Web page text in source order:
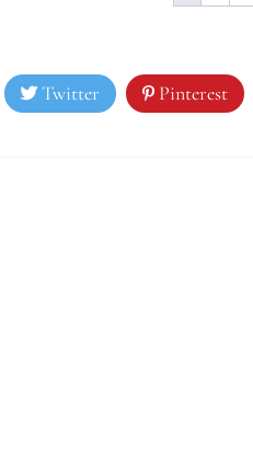
Twitter Pinterest